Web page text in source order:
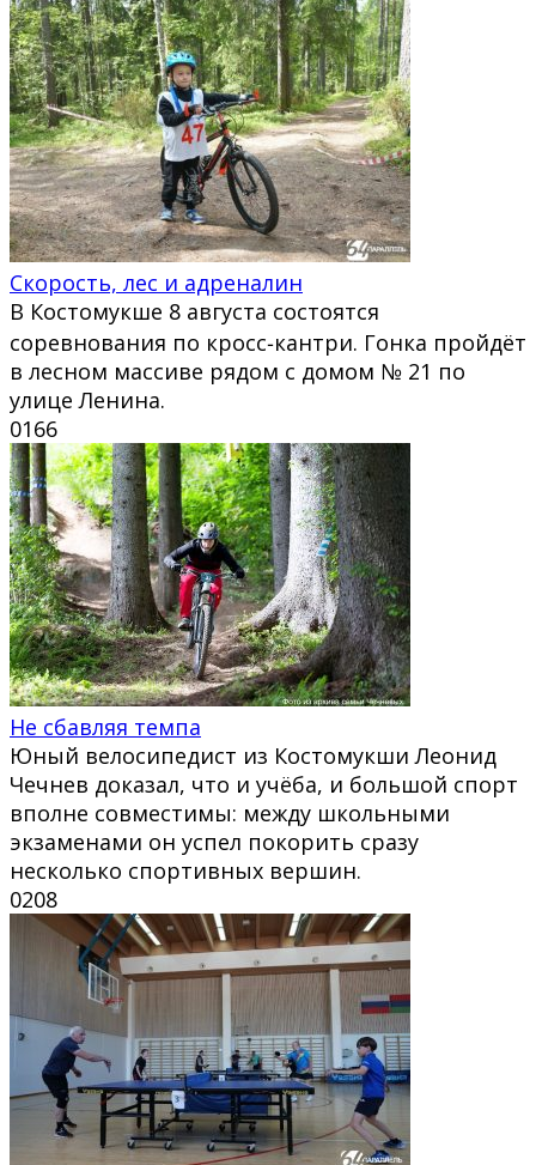
Скорость, лес и адреналин
В Костомукше 8 августа состоятся
соревнования по кросс‑кантри. Гонка пройдёт
в лесном массиве рядом с домом № 21 по
улице Ленина.
0166
Не сбавляя темпа
Юный велосипедист из Костомукши Леонид
Чечнев доказал, что и учёба, и большой спорт
вполне совместимы: между школьными
экзаменами он успел покорить сразу
несколько спортивных вершин.
0208